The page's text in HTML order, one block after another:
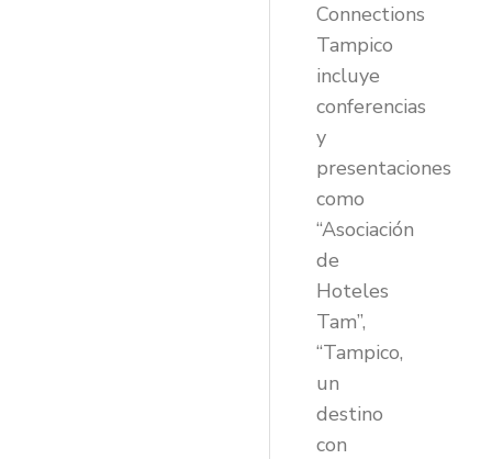
Connections
Tampico
incluye
conferencias
y
presentaciones
como
“Asociación
de
Hoteles
Tam”,
“Tampico,
un
destino
con